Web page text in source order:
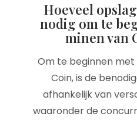
Hoeveel
nodig om te
minen van
Om te beginnen
Coin, is de
afhankelijk van
waaronder de